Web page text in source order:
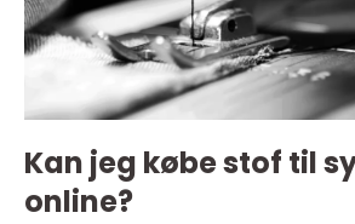
Kan jeg købe stof til
online?